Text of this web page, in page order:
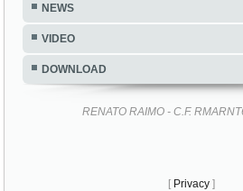
NEWS
VIDEO
DOWNLOAD
RENATO RAIMO - C.F.
[ Privacy ]